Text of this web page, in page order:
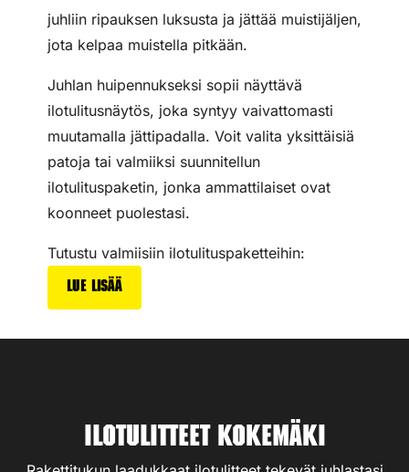
juhliin ripauksen luksusta ja jättää muistijäljen,
jota kelpaa muistella pitkään.
Juhlan huipennukseksi sopii näyttävä
ilotulitusnäytös, joka syntyy vaivattomasti
muutamalla jättipadalla. Voit valita yksittäisiä
patoja tai valmiiksi suunnitellun
ilotulituspaketin, jonka ammattilaiset ovat
koonneet puolestasi.
Tutustu valmiisiin ilotulituspaketteihin:
Lue lisää
Ilotulitteet Kokemäki